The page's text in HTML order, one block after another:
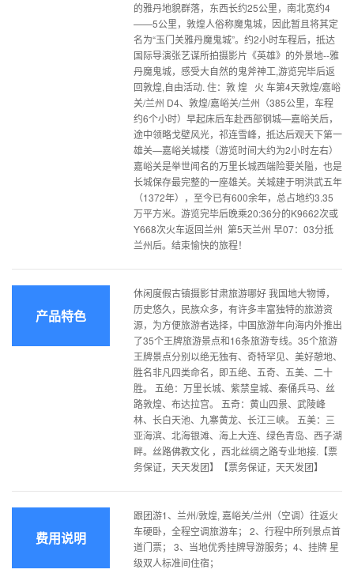
的雅丹地貌群落，东西长约25公里，南北宽约4
——5公里，敦煌人俗称魔鬼城，因此暂且将其定
名为“玉门关雅丹魔鬼城”。约2小时车程后，抵达
国际导演张艺谋所拍摄影片《英雄》的外景地--雅
丹魔鬼城，感受大自然的鬼斧神工,游览完毕后返
回敦煌,自由活动. 住：敦 煌 火 车第4天敦煌/嘉峪
关/兰州 D4、敦煌/嘉峪关/兰州（385公里，车程
约6个小时）早起床后车赴西部钢城—嘉峪关后，
途中领略戈壁风光，祁连雪峰，抵达后观天下第一
雄关—嘉峪关城楼（游览时间大约为2小时左右）
嘉峪关是举世闻名的万里长城西端险要关隘，也是
长城保存最完整的一座雄关。关城建于明洪武五年
（1372年），至今已有600余年，总占地约3.35
万平方米。游览完毕后晚乘20:36分的K9662次或
Y668次火车返回兰州 第5天兰州 早07：03分抵
兰州后。结束愉快的旅程！
产品特色
休闲度假古镇摄影甘肃旅游哪好 我国地大物博，
历史悠久，民族众多，有许多丰富独特的旅游资
源，为方便旅游者选择，中国旅游年向海内外推出
了35个王牌旅游景点和16条旅游专线。35个旅游
王牌景点分别以绝无独有、奇特罕见、美好憩地、
胜名非凡四类命名，即五绝、五奇、五美、二十
胜。 五绝：万里长城、紫禁皇城、秦俑兵马、丝
路敦煌、布达拉宫。 五奇：黄山四景、武陵峰
林、长白天池、九寨黄龙、长江三峡。 五美：三
亚海滨、北海银滩、海上大连、绿色青岛、西子湖
畔。丝路佛教文化 ，西北丝绸之路专业地接.【票
务保证，天天发团】【票务保证，天天发团】
费用说明
跟团游1、兰州/敦煌, 嘉峪关/兰州（空调）往返火
车硬卧，全程空调旅游车； 2、行程中所列景点首
道门票； 3、当地优秀挂牌导游服务；4、挂牌 星
级双人标准间住宿；